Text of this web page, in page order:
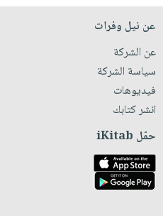
عن نيل وفرات
عن الشركة
سياسة الشركة
فيديوهات
انشر كتابك
حمّل iKitab